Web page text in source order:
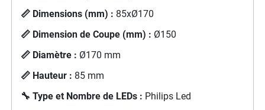
📏 Dimensions (mm) : 85xØ170
📏 Dimension de Coupe (mm) : Ø150
📏 Diamètre : Ø170 mm
📏 Hauteur : 85 mm
🔧 Type et Nombre de LEDs : Philips Led